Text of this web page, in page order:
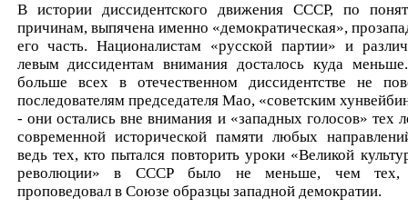
В истории диссидентского движения СССР, по
причинам, выпячена именно «демократическая»,
его часть. Националистам «русской партии» и
левым диссидентам внимания досталось куда
больше всех в отечественном диссидентстве не
последователям председателя Мао, «советским
- они остались вне внимания и «западных голосов» тех
современной исторической памяти любых
ведь тех, кто пытался повторить уроки «Великой
революции» в СССР было не меньше, чем тех,
проповедовал в Союзе образцы западной демократии.